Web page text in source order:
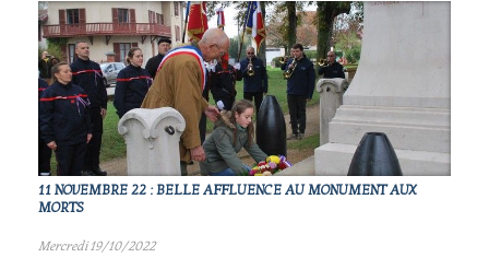
11 NOVEMBRE 22 : BELLE AFFLUENCE AU MONUMENT AUX
MORTS
Mercredi 19/10/2022